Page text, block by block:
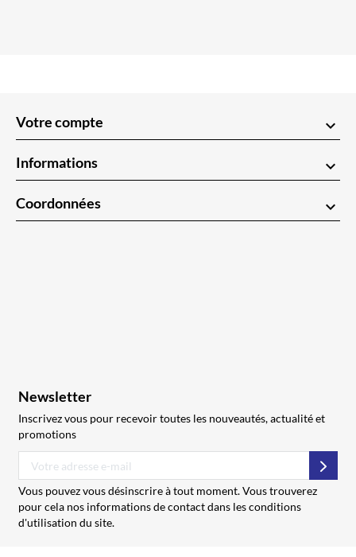
Votre compte keyboard_arrow_down
Informations keyboard_arrow_down
Coordonnées keyboard_arrow_down
Newsletter
Inscrivez vous pour recevoir toutes les nouveautés, actualité et
promotions
Vous pouvez vous désinscrire à tout moment. Vous trouverez
pour cela nos informations de contact dans les conditions
d'utilisation du site.